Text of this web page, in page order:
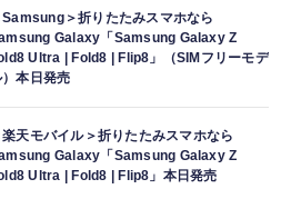
Samsung＞折りたたみスマホなら
Galaxy「Samsung Galaxy Z
Ultra | Fold8 | Flip8」（SIMフリーモデ
）本日発売
楽天モバイル＞折りたたみスマホなら
Galaxy「Samsung Galaxy Z
Ultra | Fold8 | Flip8」本日発売